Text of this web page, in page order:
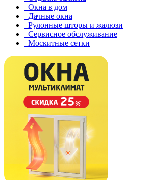
Окна в дом
Дачные окна
Рулонные шторы и жалюзи
Сервисное обслуживание
Москитные сетки